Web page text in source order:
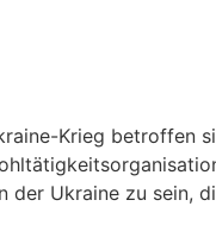
Krieg betroffen
Ukraine zu